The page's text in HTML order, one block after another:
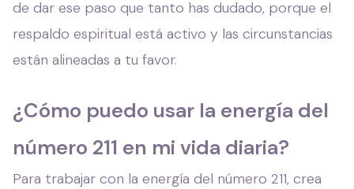
de dar ese paso que tanto has dudado, porque el
respaldo espiritual está activo y las circunstancias
están alineadas a tu favor.
¿Cómo puedo usar la energía del
número 211 en mi vida diaria?
Para trabajar con la energía del número 211, crea